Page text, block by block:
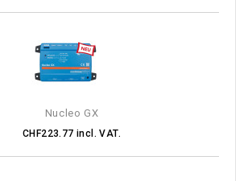
Nucleo GX
CHF223.77 incl. VAT.